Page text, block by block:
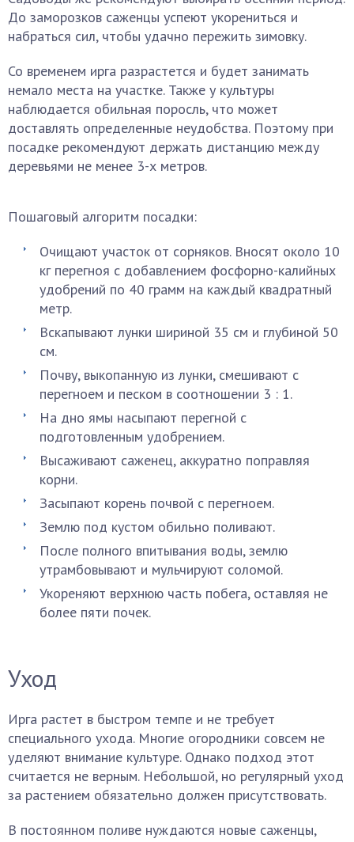
До заморозков саженцы успеют укорениться и
набраться сил, чтобы удачно пережить зимовку.
Со временем ирга разрастется и будет занимать
немало места на участке. Также у культуры
наблюдается обильная поросль, что может
доставлять определенные неудобства. Поэтому при
посадке рекомендуют держать дистанцию между
деревьями не менее 3-х метров.
Пошаговый алгоритм посадки:
Очищают участок от сорняков. Вносят около 10
кг перегноя с добавлением фосфорно-калийных
удобрений по 40 грамм на каждый квадратный
метр.
Вскапывают лунки шириной 35 см и глубиной 50
см.
Почву, выкопанную из лунки, смешивают с
перегноем и песком в соотношении 3 : 1.
На дно ямы насыпают перегной с
подготовленным удобрением.
Высаживают саженец, аккуратно поправляя
корни.
Засыпают корень почвой с перегноем.
Землю под кустом обильно поливают.
После полного впитывания воды, землю
утрамбовывают и мульчируют соломой.
Укореняют верхнюю часть побега, оставляя не
более пяти почек.
Уход
Ирга растет в быстром темпе и не требует
специального ухода. Многие огородники совсем не
уделяют внимание культуре. Однако подход этот
считается не верным. Небольшой, но регулярный уход
за растением обязательно должен присутствовать.
В постоянном поливе нуждаются новые саженцы,